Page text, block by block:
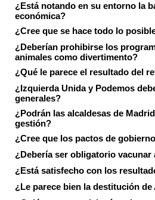
¿Está notando en su entorno la
económica?
¿Cree que se hace todo lo
¿Deberían prohibirse los
animales como divertimento?
¿Qué le parece el resultado del
¿Izquierda Unida y Podemos
generales?
¿Podrán las alcaldesas de
gestión?
¿Cree que los pactos de
¿Debería ser obligatorio vacunar
¿Está satisfecho con los
¿Le parece bien la destitución